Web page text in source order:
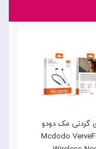
گردنی مک دودو
Mcdodo